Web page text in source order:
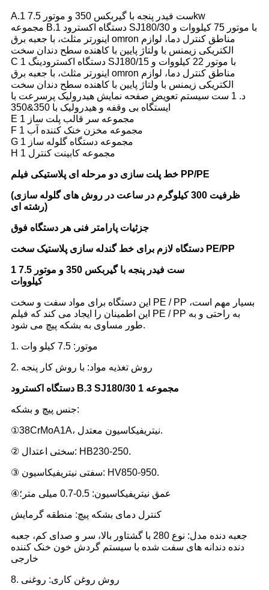
A.1 ست فیدر پنجه با گیربکس 350 و موتور 7.5kw
مجموعه B.1 دستگاه اکسترود SJ180/30 با موتور 75 کیلووات و
اینورتر مثلث، با جعبه برق omron مناطق کنترل دما، لوازم
الکتریکی زیمنس با ولتاژ پایین با کاهنده سطح دندان سخت
C 1 دستگاه اکسترودینگ SJ180/15 با موتور 22 کیلووات و
اینورتر مثلث، با جعبه برق omron مناطق کنترل دما، لوازم
الکتریکی زیمنس با ولتاژ پایین با کاهنده سطح دندان سخت
د. 1 ست سیستم تعویض صفحه نمایش هیدرولیک پرسرعت با
ایستگاه بی وقفه و هیدرولیک با 350&350
E 1 مجموعه سر قالب پلت ساز
F 1 مجموعه مخزن خنک کننده آب
G 1 مجموعه دستگاه گلوله ساز
H 1 مجموعه کابینت کنترل
خط پلت سازی دو مرحله ای پلاستیکی فیلم PP/PE
(ظرفیت 300 کیلوگرم در ساعت در روش های گلوله سازی
رشته ای)
جزئیات پارامتر فنی هر دستگاه فوق
دستگاه لازم برای خط گندله سازی پلاستیک سخت PE/PP
1 ست فیدر پنجه با گیربکس 350 و موتور 7.5
کیلووات
این دستگاه برای مواد سفت و سخت PE / PP بسیار مهم است،
این اطمینان را ایجاد می کند که فیلم PE / PP به راحتی و به
طور مساوی به بشکه پیچ می شود.
1. موتور: 7.5 کیلو وات
2. روش تغذیه مواد: با روش کار پنجه
دستگاه اکسترود B.3 SJ180/30 1 مجموعه
جنس پیچ و بشکه:
①38CrMoA1A، ​​نیتریفیکاسیون معتدل.
② سختی اعتدال: HB230-250.
③ سفتی نیتریفیکاسیون: HV850-950.
④عمق نیتریفیکاسیون: 0.5-0.7 میلی متر؛
کنترل دمای بشکه پیچ: منطقه گرمایش
جعبه دنده مدل: نوع 280 با گشتاور بالا، سر و صدای کم، جعبه
دنده دندانه های سفت شده با سیستم گردش خون خنک کننده
خارجی
8. روش روغن کاری: روغنی